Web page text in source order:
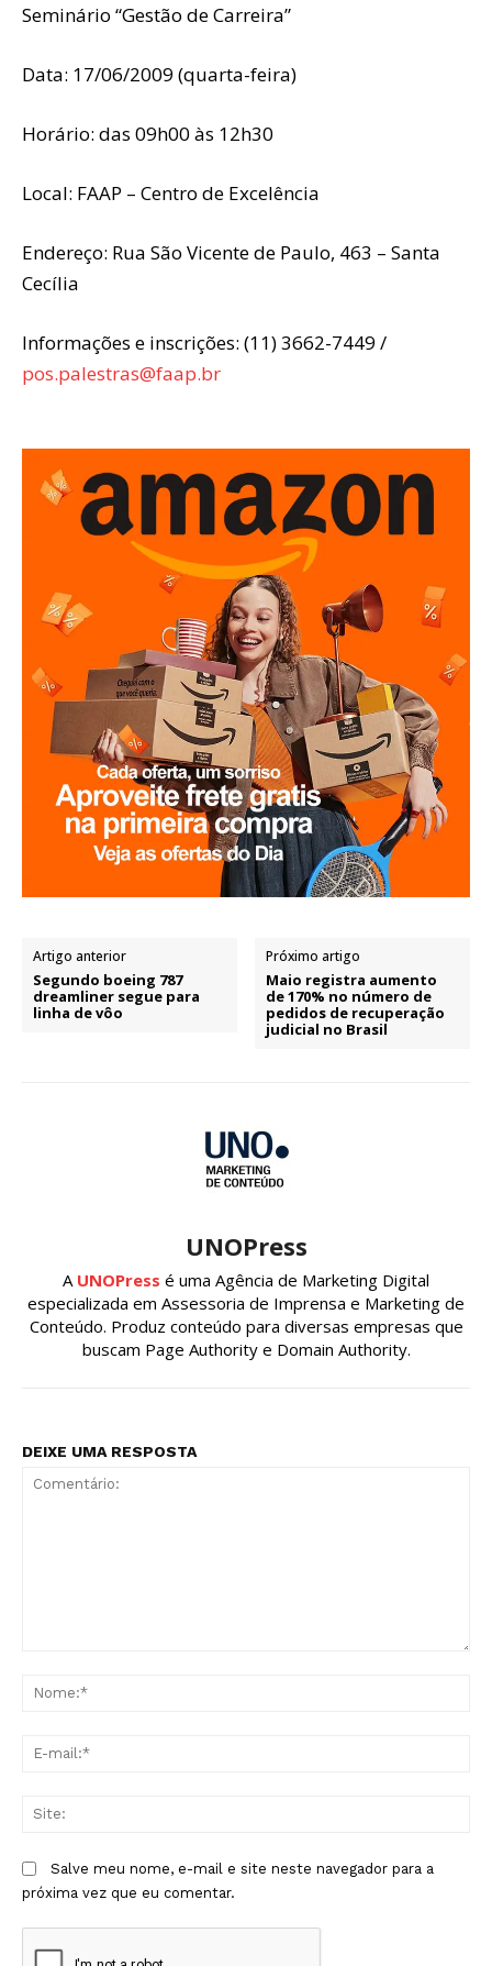
Seminário “Gestão de Carreira”
Data: 17/06/2009 (quarta-feira)
Horário: das 09h00 às 12h30
Local: FAAP – Centro de Excelência
Endereço: Rua São Vicente de Paulo, 463 – Santa
Cecília
Informações e inscrições: (11) 3662-7449 /
pos.palestras@faap.br
Artigo anterior
Segundo boeing 787
dreamliner segue para
linha de vôo
Próximo artigo
Maio registra aumento
de 170% no número de
pedidos de recuperação
judicial no Brasil
UNOPress
A UNOPress é uma Agência de Marketing Digital
especializada em Assessoria de Imprensa e Marketing de
Conteúdo. Produz conteúdo para diversas empresas que
buscam Page Authority e Domain Authority.
DEIXE UMA RESPOSTA
Salve meu nome, e-mail e site neste navegador para a
próxima vez que eu comentar.